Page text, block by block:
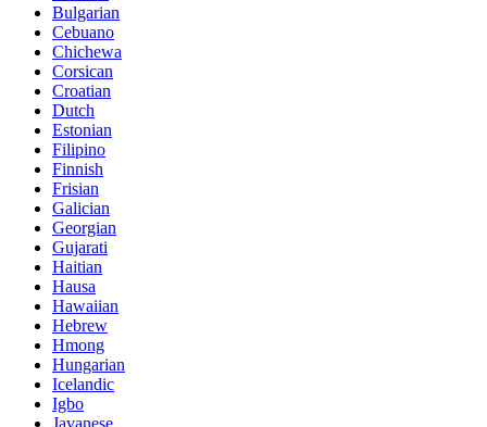
Bulgarian
Cebuano
Chichewa
Corsican
Croatian
Dutch
Estonian
Filipino
Finnish
Frisian
Galician
Georgian
Gujarati
Haitian
Hausa
Hawaiian
Hebrew
Hmong
Hungarian
Icelandic
Igbo